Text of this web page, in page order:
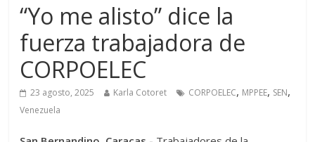
“Yo me alisto” dice la
fuerza trabajadora de
CORPOELEC
23 agosto, 2025 Karla Cotoret CORPOELEC, MPPEE, SEN,
Venezuela